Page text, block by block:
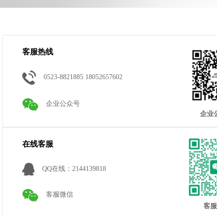
客服热线
0523-8821885 18052657602
企业公众号
企业
在线客服
QQ在线：2144139818
客服微信
客